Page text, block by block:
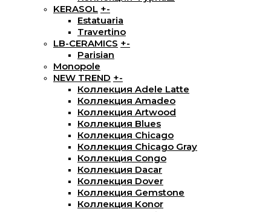
KERASOL +-
Estatuaria
Travertino
LB-CERAMICS +-
Parisian
Monopole
NEW TREND +-
Коллекция Adele Latte
Коллекция Amadeo
Коллекция Artwood
Коллекция Blues
Коллекция Chicago
Коллекция Chicago Gray
Коллекция Congo
Коллекция Dacar
Коллекция Dover
Коллекция Gemstone
Коллекция Konor